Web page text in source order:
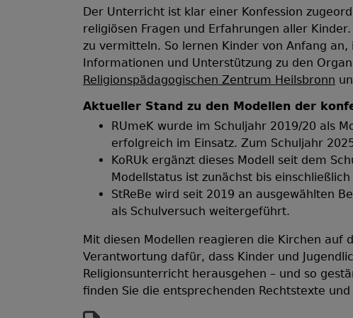
Der Unterricht ist klar einer Konfession
religiösen Fragen und Erfahrungen aller
zu vermitteln. So lernen Kinder von Anfang
Informationen und Unterstützung zu den
Religionspädagogischen Zentrum Heilsbronn
Aktueller Stand zu den Modellen der
RUmeK wurde im Schuljahr 2019/20 als
erfolgreich im Einsatz. Zum Schuljahr
KoRUk ergänzt dieses Modell seit dem
Modellstatus ist zunächst bis
StReBe wird seit 2019 an ausgewählten
als Schulversuch weitergeführt.
Mit diesen Modellen reagieren die Kirchen auf
Verantwortung dafür, dass Kinder und
Religionsunterricht herausgehen – und so
finden Sie die entsprechenden Rechtstexte